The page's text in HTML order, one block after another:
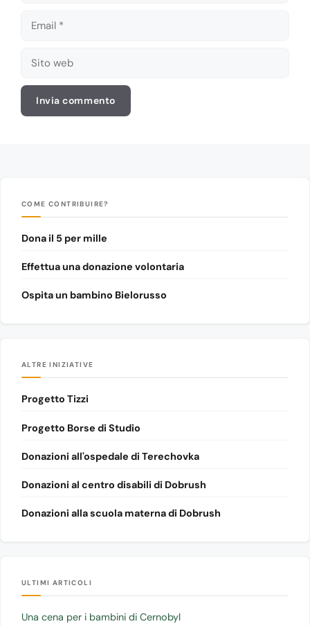
Email
Sito
COME CONTRIBUIRE?
Dona il 5 per mille
Effettua una donazione volontaria
Ospita un bambino Bielorusso
ALTRE INIZIATIVE
Progetto Tizzi
Progetto Borse di Studio
Donazioni all'ospedale di Terechovka
Donazioni al centro disabili di Dobrush
Donazioni alla scuola materna di Dobrush
ULTIMI ARTICOLI
Una cena per i bambini di Cernobyl